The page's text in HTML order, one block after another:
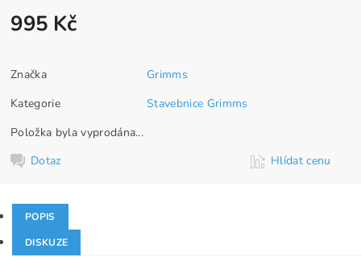
995 Kč
Značka
Grimms
Kategorie
Stavebnice Grimms
Položka byla vyprodána...
Dotaz
Hlídat cenu
POPIS
DISKUZE